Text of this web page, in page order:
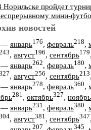
Норильске пройдет
мини-
новостей
— январь176, февраль218,
, август196, сентябрь179
— январь262, февраль180,
, август256, сентябрь213
— январь278, февраль360,
281, октябрь327, ноябрь
— январь231, февраль380,
, август381 , сентябрь347
207 345